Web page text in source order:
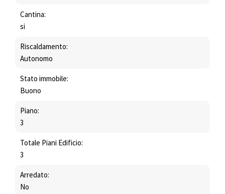
Cantina:
si
Riscaldamento:
Autonomo
Stato immobile:
Buono
Piano:
3
Totale Piani Edificio:
3
Arredato:
No